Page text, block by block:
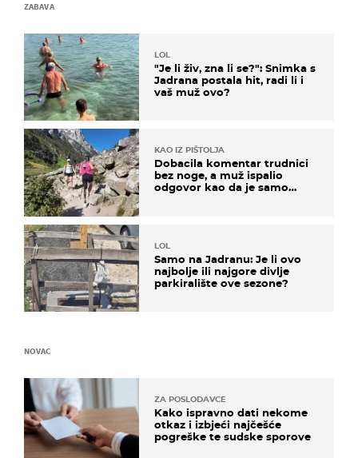
ZABAVA
LOL
"Je li živ, zna li se?": Snimka s
Jadrana postala hit, radi li i
vaš muž ovo?
KAO IZ PIŠTOLJA
Dobacila komentar trudnici
bez noge, a muž ispalio
odgovor kao da je samo
LOL
Samo na Jadranu: Je li ovo
najbolje ili najgore divlje
parkiralište ove sezone?
NOVAC
ZA POSLODAVCE
Kako ispravno dati nekome
otkaz i izbjeći najčešće
pogreške te sudske sporove